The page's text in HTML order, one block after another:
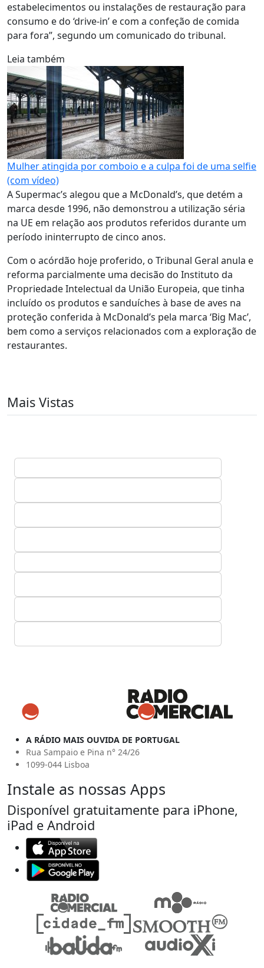
estabelecimentos ou instalações de restauração para
consumo e do ‘drive-in’ e com a confeção de comida
para fora”, segundo um comunicado do tribunal.
Leia também
Mulher atingida por comboio e a culpa foi de uma selfie
(com vídeo)
A Supermac’s alegou que a McDonald’s, que detém a
marca desde 1996, não demonstrou a utilização séria
na UE em relação aos produtos referidos durante um
período ininterrupto de cinco anos.
Com o acórdão hoje proferido, o Tribunal Geral anula e
reforma parcialmente uma decisão do Instituto da
Propriedade Intelectual da União Europeia, que tinha
incluído os produtos e sanduíches à base de aves na
proteção conferida à McDonald’s pela marca ‘Big Mac’,
bem como a serviços relacionados com a exploração de
restaurantes.
Mais Vistas
A RÁDIO MAIS OUVIDA DE PORTUGAL
Rua Sampaio e Pina n° 24/26
1099-044 Lisboa
Instale as nossas Apps
Disponível gratuitamente para iPhone,
iPad e Android